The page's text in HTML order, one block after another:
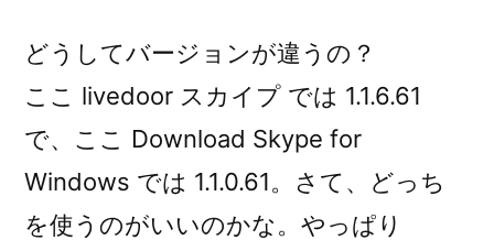
どうしてバージョンが違うの？
ここ livedoor スカイプ では 1.1.6.61
で、ここ Download Skype for
Windows では 1.1.0.61。さて、どっち
を使うのがいいのかな。やっぱり